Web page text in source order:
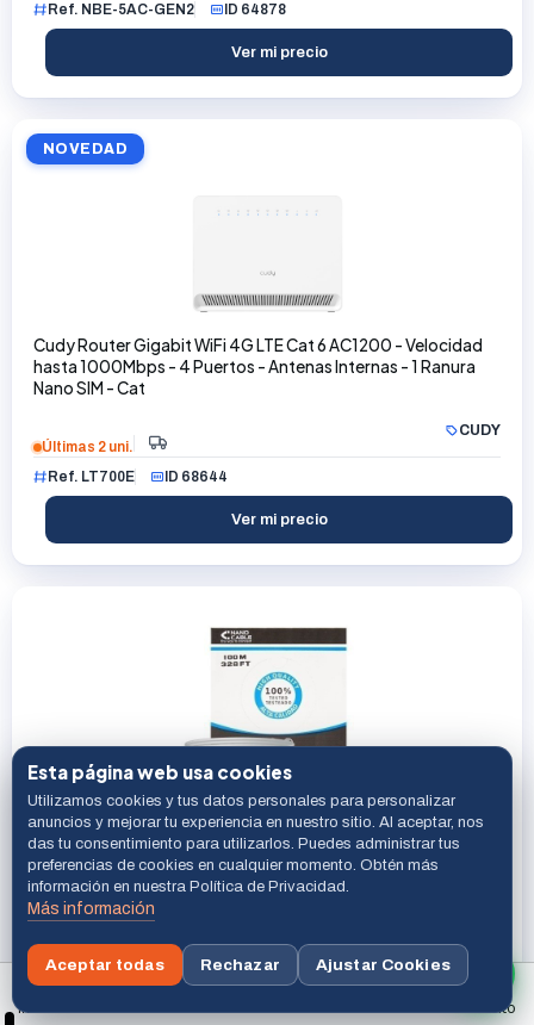
Ref. NBE-5AC-GEN2
ID 64878
Ver mi precio
NOVEDAD
Cudy Router Gigabit WiFi 4G LTE Cat 6 AC1200 - Velocidad
hasta 1000Mbps - 4 Puertos - Antenas Internas - 1 Ranura
Nano SIM - Cat
CUDY
Últimas 2 uni.
Ref. LT700E
ID 68644
Ver mi precio
Nanocable CABLE RED RJ45 CAT.6 FTP RIGIDO AWG24, 100
M
Últimas 3 uni.
Ref. 10.20.0902
ID 1673
Ver mi precio
Inicio Menú Carrito
Esta página web usa cookies
Utilizamos cookies y tus datos personales para personalizar
anuncios y mejorar tu experiencia en nuestro sitio. Al aceptar, nos
das tu consentimiento para utilizarlos. Puedes administrar tus
preferencias de cookies en cualquier momento. Obtén más
información en nuestra Política de Privacidad.
Más información
Aceptar todas Rechazar Ajustar Cookies